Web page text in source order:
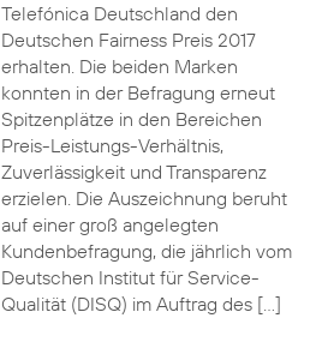
Telefónica Deutschland den
Deutschen Fairness Preis 2017
erhalten. Die beiden Marken
konnten in der Befragung erneut
Spitzenplätze in den Bereichen
Preis-Leistungs-Verhältnis,
Zuverlässigkeit und Transparenz
erzielen. Die Auszeichnung beruht
auf einer groß angelegten
Kundenbefragung, die jährlich vom
Deutschen Institut für Service-
Qualität (DISQ) im Auftrag des […]